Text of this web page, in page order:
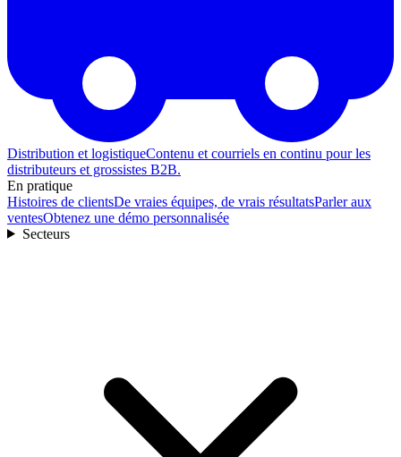
Distribution et logistiqueContenu et courriels en continu pour les
distributeurs et grossistes B2B.
En pratique
Histoires de clientsDe vraies équipes, de vrais résultatsParler aux
ventesObtenez une démo personnalisée
Secteurs